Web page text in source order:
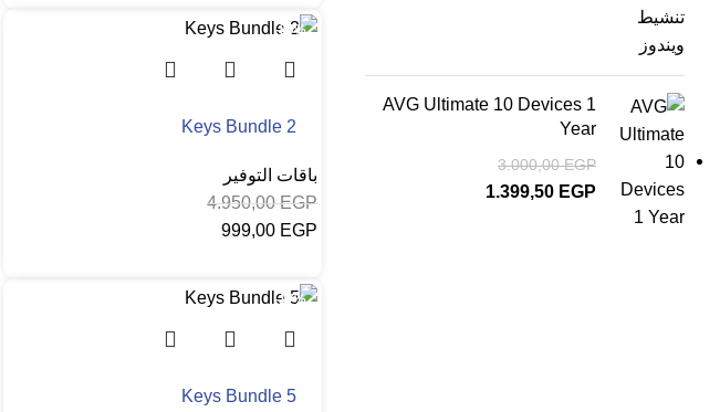
AVG Ultimate 10 Devices 1
Year
3.000,00EGP
1.399,50 EGP
-80%
Keys Bundle 2
باقات التوفير
4.950,00EGP
999,00 EGP
-17%
Keys Bundle 5